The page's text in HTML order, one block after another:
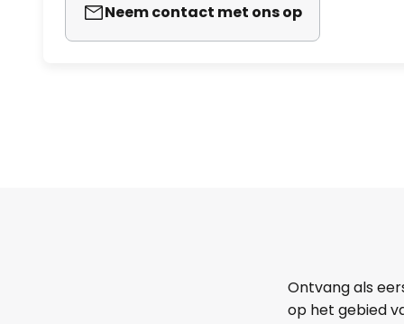
Neem contact met ons op
Ontvang als
op het gebied